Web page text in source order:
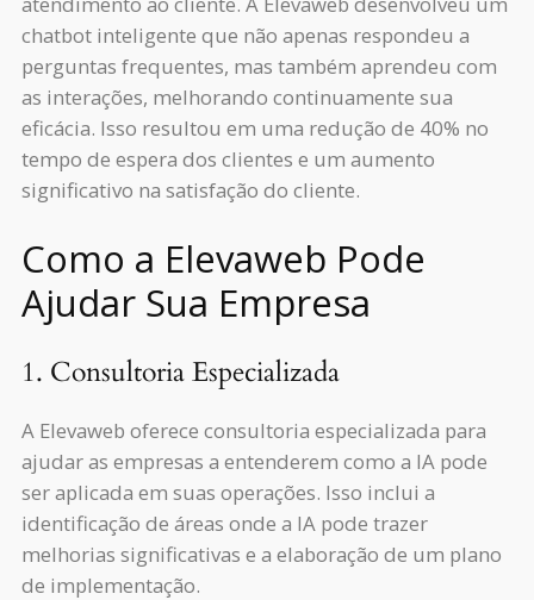
chatbot inteligente que não apenas respondeu a
perguntas frequentes, mas também aprendeu com
as interações, melhorando continuamente sua
eficácia. Isso resultou em uma redução de 40% no
tempo de espera dos clientes e um aumento
significativo na satisfação do cliente.
Como a Elevaweb Pode
Ajudar Sua Empresa
1. Consultoria Especializada
A Elevaweb oferece consultoria especializada para
ajudar as empresas a entenderem como a IA pode
ser aplicada em suas operações. Isso inclui a
identificação de áreas onde a IA pode trazer
melhorias significativas e a elaboração de um plano
de implementação.